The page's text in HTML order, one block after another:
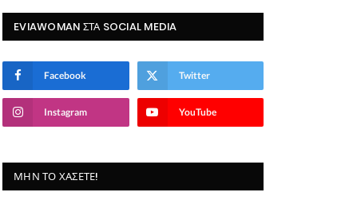
EVIAWOMAN ΣΤΑ SOCIAL MEDIA
Facebook Twitter
Instagram YouTube
ΜΗΝ ΤΟ ΧΆΣΕΤΕ!